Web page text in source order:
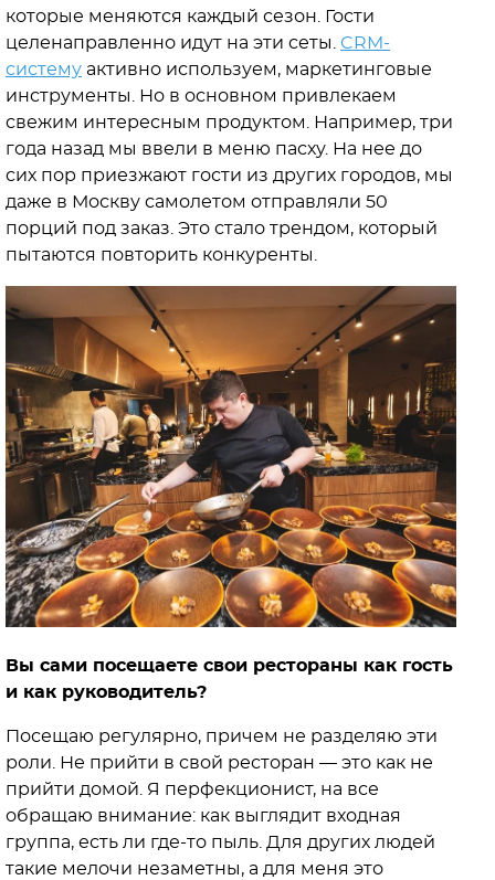
которые меняются каждый сезон. Гости
целенаправленно идут на эти сеты. CRM-
систему активно используем, маркетинговые
инструменты. Но в основном привлекаем
свежим интересным продуктом. Например, три
года назад мы ввели в меню пасху. На нее до
сих пор приезжают гости из других городов, мы
даже в Москву самолетом отправляли 50
порций под заказ. Это стало трендом, который
пытаются повторить конкуренты.
Вы сами посещаете свои рестораны как гость
и как руководитель?
Посещаю регулярно, причем не разделяю эти
роли. Не прийти в свой ресторан — это как не
прийти домой. Я перфекционист, на все
обращаю внимание: как выглядит входная
группа, есть ли где-то пыль. Для других людей
такие мелочи незаметны, а для меня это